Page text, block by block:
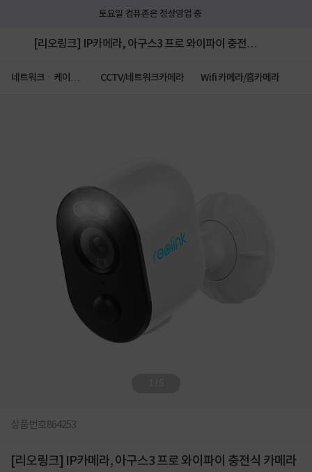
토요일 컴퓨존은 정상영업 중
[리오링크] IP카메라, 아구스3 프로 와이파이 충전식
네트워크ㆍ케이블
CCTV/네트워크카메라 Wifi 카메라/홈카메라
상품번호864253
[리오링크] IP카메라, 아구스3 프로 와이파이 충전식 카메라